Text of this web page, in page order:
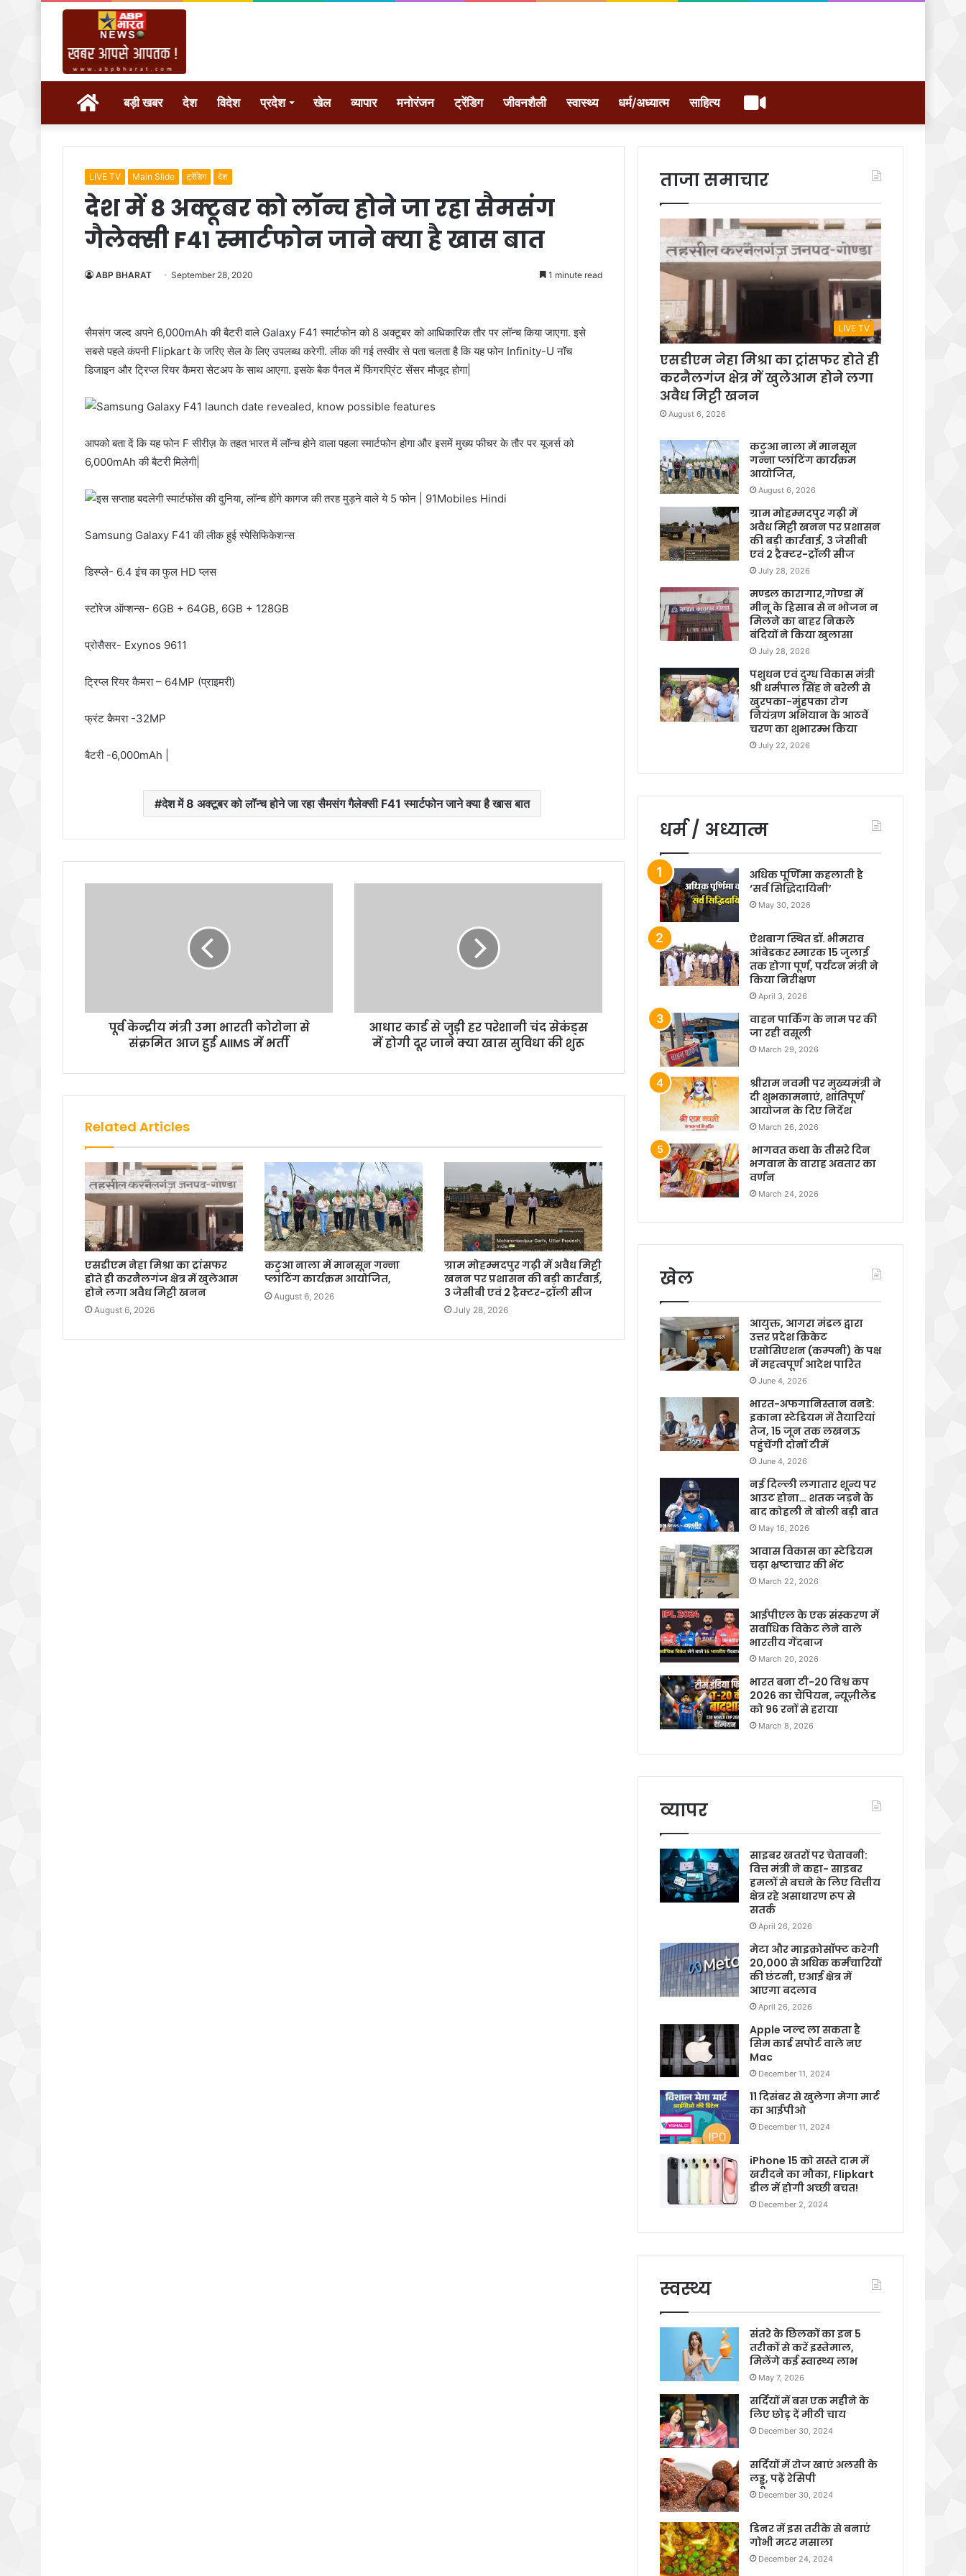
होम बड़ी खबर देश विदेश प्रदेश खेल व्यापार मनोरंजन ट्रेंडिग जीवनशैली स्वास्थ्य धर्म/अध्यात्म साहित्य वीडियो
LIVE TV Main Slide ट्रेंडिग देश
देश में 8 अक्टूबर को लॉन्च होने जा रहा सैमसंग
गैलेक्सी F41 स्मार्टफोन जाने क्या है खास बात
ABP BHARAT September 28, 2020 1 minute read
सैमसंग जल्द अपने 6,000mAh की बैटरी वाले Galaxy F41 स्मार्टफोन को 8 अक्टूबर को आधिकारिक तौर पर लॉन्च किया जाएगा. इसे
सबसे पहले कंपनी Flipkart के जरिए सेल के लिए उपलब्ध करेगी. लीक की गई तस्वीर से पता चलता है कि यह फोन Infinity-U नॉच
डिजाइन और ट्रिप्ल रियर कैमरा सेटअप के साथ आएगा. इसके बैक पैनल में फिंगरप्रिंट सेंसर मौजूद होगा|
आपको बता दें कि यह फोन F सीरीज़ के तहत भारत में लॉन्च होने वाला पहला स्मार्टफोन होगा और इसमें मुख्य फीचर के तौर पर यूजर्स को
6,000mAh की बैटरी मिलेगी|
Samsung Galaxy F41 की लीक हुई स्पेसिफिकेशन्स
डिस्प्ले- 6.4 इंच का फुल HD प्लस
स्टोरेज ऑप्शन्स- 6GB + 64GB, 6GB + 128GB
प्रोसैसर- Exynos 9611
ट्रिप्ल रियर कैमरा – 64MP (प्राइमरी)
फ्रंट कैमरा -32MP
बैटरी -6,000mAh |
देश में 8 अक्टूबर को लॉन्च होने जा रहा सैमसंग गैलेक्सी F41 स्मार्टफोन जाने क्या है खास बात
पूर्व केन्द्रीय मंत्री उमा भारती कोरोना से
संक्रमित आज हुई AIIMS में भर्ती
आधार कार्ड से जुड़ी हर परेशानी चंद सेकंड्‍स
में होगी दूर जाने क्या खास सुविधा की शुरू
Related Articles
एसडीएम नेहा मिश्रा का ट्रांसफर
होते ही करनैलगंज क्षेत्र में खुलेआम
होने लगा अवैध मिट्टी खनन
August 6, 2026
कटुआ नाला में मानसून गन्ना
प्लांटिंग कार्यक्रम आयोजित,
August 6, 2026
ग्राम मोहम्मदपुर गढ़ी में अवैध मिट्टी
खनन पर प्रशासन की बड़ी कार्रवाई,
3 जेसीबी एवं 2 ट्रैक्टर-ट्रॉली सीज
July 28, 2026
ताजा समाचार
LIVE TV
एसडीएम नेहा मिश्रा का ट्रांसफर होते ही
करनैलगंज क्षेत्र में खुलेआम होने लगा
अवैध मिट्टी खनन
August 6, 2026
कटुआ नाला में मानसून
गन्ना प्लांटिंग कार्यक्रम
आयोजित,
August 6, 2026
ग्राम मोहम्मदपुर गढ़ी में
अवैध मिट्टी खनन पर प्रशासन
की बड़ी कार्रवाई, 3 जेसीबी
एवं 2 ट्रैक्टर-ट्रॉली सीज
July 28, 2026
मण्डल कारागार,गोण्डा में
मीनू के हिसाब से न भोजन न
मिलने का बाहर निकले
बंदियों ने किया खुलासा
July 28, 2026
पशुधन एवं दुग्ध विकास मंत्री
श्री धर्मपाल सिंह ने बरेली से
खुरपका-मुंहपका रोग
नियंत्रण अभियान के आठवें
चरण का शुभारम्भ किया
July 22, 2026
धर्म / अध्यात्म
अधिक पूर्णिमा कहलाती है
‘सर्व सिद्धिदायिनी’
May 30, 2026
ऐशबाग स्थित डॉ. भीमराव
आंबेडकर स्मारक 15 जुलाई
तक होगा पूर्ण, पर्यटन मंत्री ने
किया निरीक्षण
April 3, 2026
वाहन पार्किंग के नाम पर की
जा रही वसूली
March 29, 2026
श्रीराम नवमी पर मुख्यमंत्री ने
दी शुभकामनाएं, शांतिपूर्ण
आयोजन के दिए निर्देश
March 26, 2026
भागवत कथा के तीसरे दिन
भगवान के वाराह अवतार का
वर्णन
March 24, 2026
खेल
आयुक्त, आगरा मंडल द्वारा
उत्तर प्रदेश क्रिकेट
एसोसिएशन (कम्पनी) के पक्ष
में महत्वपूर्ण आदेश पारित
June 4, 2026
भारत-अफगानिस्तान वनडे:
इकाना स्टेडियम में तैयारियां
तेज, 15 जून तक लखनऊ
पहुंचेंगी दोनों टीमें
June 4, 2026
नई दिल्ली लगातार शून्य पर
आउट होना… शतक जड़ने के
बाद कोहली ने बोली बड़ी बात
May 16, 2026
आवास विकास का स्टेडियम
चढ़ा भ्रष्टाचार की भेंट
March 22, 2026
आईपीएल के एक संस्करण में
सर्वाधिक विकेट लेने वाले
भारतीय गेंदबाज
March 20, 2026
भारत बना टी-20 विश्व कप
2026 का चैंपियन, न्यूज़ीलैंड
को 96 रनों से हराया
March 8, 2026
व्यापर
साइबर खतरों पर चेतावनी:
वित्त मंत्री ने कहा- साइबर
हमलों से बचने के लिए वित्तीय
क्षेत्र रहे असाधारण रूप से
सतर्क
April 26, 2026
मेटा और माइक्रोसॉफ्ट करेगी
20,000 से अधिक कर्मचारियों
की छंटनी, एआई क्षेत्र में
आएगा बदलाव
April 26, 2026
Apple जल्द ला सकता है
सिम कार्ड सपोर्ट वाले नए
Mac
December 11, 2024
11 दिसंबर से खुलेगा मेगा मार्ट
का आईपीओ
December 11, 2024
iPhone 15 को सस्ते दाम में
खरीदने का मौका, Flipkart
डील में होगी अच्छी बचत!
December 2, 2024
स्वस्थ्य
संतरे के छिलकों का इन 5
तरीकों से करें इस्तेमाल,
मिलेंगे कई स्वास्थ्य लाभ
May 7, 2026
सर्दियों में बस एक महीने के
लिए छोड़ दें मीठी चाय
December 30, 2024
सर्दियों में रोज खाएं अलसी के
लड्डू, पढ़ें रेसिपी
December 30, 2024
डिनर में इस तरीके से बनाएं
गोभी मटर मसाला
December 24, 2024